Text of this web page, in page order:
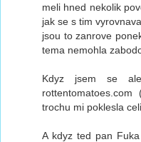
meli hned nekolik
jak se s tim
jsou to zanrove
tema nemohla
Kdyz jsem se
trochu mi poklesla
A kdyz ted pan